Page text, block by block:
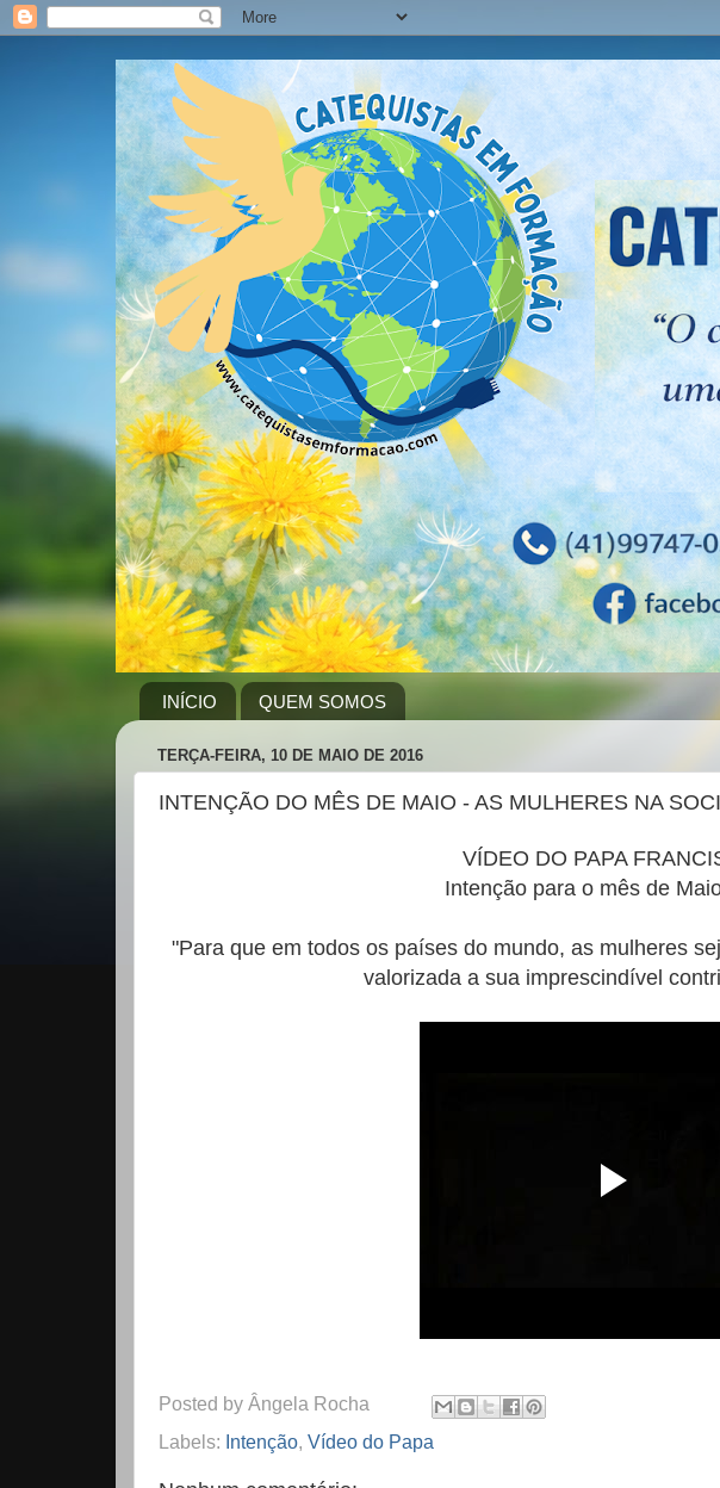
INÍCIO QUEM SOMOS
TERÇA-FEIRA, 10 DE MAIO DE 2016
INTENÇÃO DO MÊS DE MAIO - AS MULHERES NA
VÍDEO DO PAPA
Intenção para o mês de
"Para que em todos os países do mundo, as mulheres
valorizada a sua imprescindível
Posted by Ângela Rocha
Labels: Intenção Vídeo do Papa